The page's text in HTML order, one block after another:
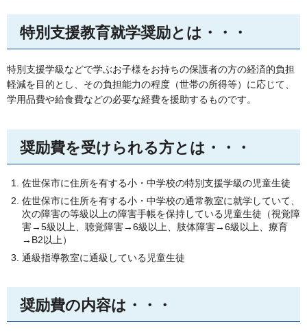
特別支援教育就学奨励とは・・・
特別支援学級などで学ぶお子様をお持ちの保護者の方の経済的負担
軽減を目的とし、その負担能力の程度（世帯の所得等）に応じて、
学用品費や給食費などの必要な経費を援助するものです。
奨励費を受けられる方とは・・・
佐世保市に住所を有する小・中学校の特別支援学級の児童生徒
佐世保市に住所を有する小・中学校の通常教室に就学していて、
次の障害の等級以上の障害手帳を保持している児童生徒（視覚障
害→5級以上、聴覚障害→6級以上、肢体障害→6級以上、療育
→B2以上）
通級指導教室に通級している児童生徒
奨励費の内容は・・・